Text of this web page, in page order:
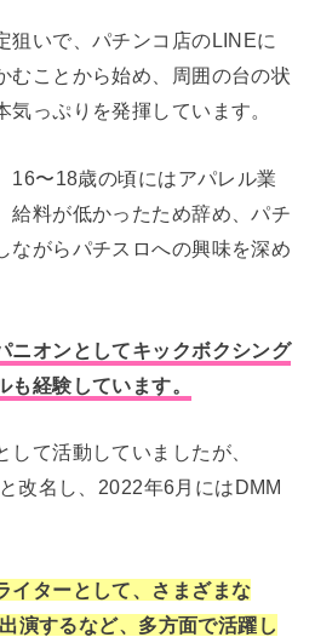
狙いで、パチンコ店のLINEに
むことから始め、周囲の台の状
っぷりを発揮しています。
16〜18歳の頃にはアパレル業
給料が低かったため辞め、パチ
ながらパチスロへの興味を深め
ニオンとしてキックボクシング
経験しています。
て活動していましたが、
改名し、2022年6月にはDMM
イターとして、さまざまな
演するなど、多方面で活躍し